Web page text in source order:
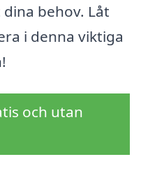
behov. Låt
i denna viktiga
och utan